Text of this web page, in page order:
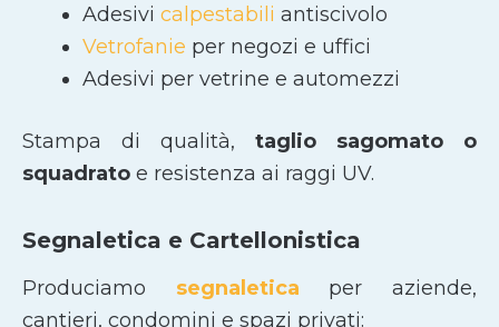
Adesivi calpestabili antiscivolo
Vetrofanie per negozi e uffici
Adesivi per vetrine e automezzi
Stampa di qualità, taglio sagomato
o
squadrato e resistenza ai raggi UV.
Segnaletica e Cartellonistica
Produciamo segnaletica per aziende,
cantieri, condomini e spazi privati: